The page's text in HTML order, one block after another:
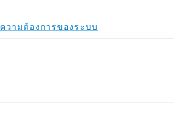
ความต้องการของระบบ